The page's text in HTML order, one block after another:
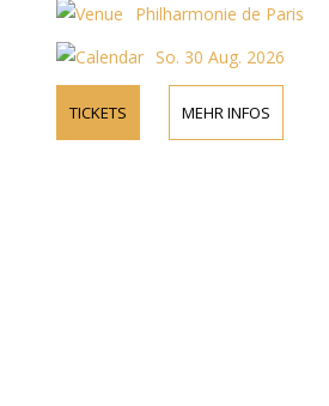
Philharmonie de Paris
So. 30 Aug. 2026
TICKETS MEHR INFOS